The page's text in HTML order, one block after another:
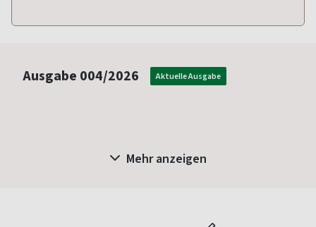
Ausgabe 004/2026 Aktuelle Ausgabe
Mehr anzeigen